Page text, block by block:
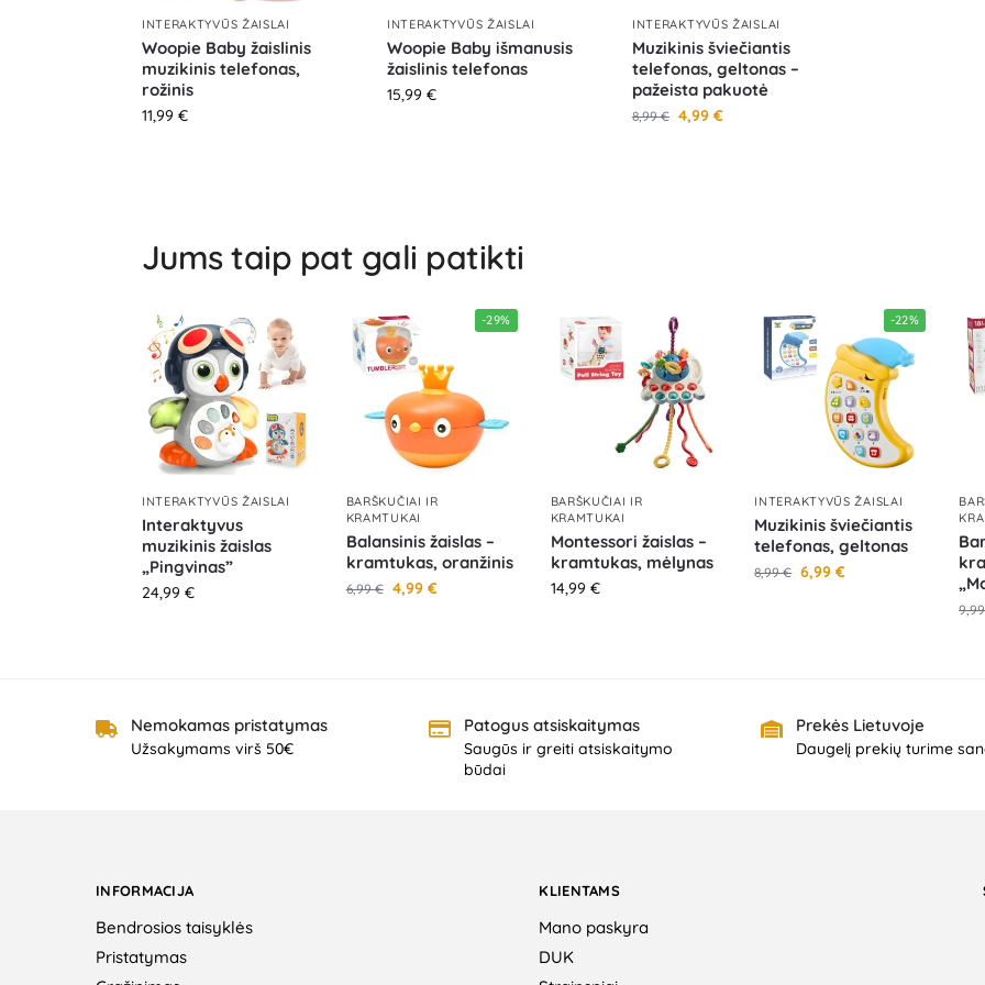
INTERAKTYVŪS ŽAISLAI
Woopie Baby žaislinis
muzikinis telefonas,
rožinis
11,99 €
INTERAKTYVŪS ŽAISLAI
Woopie Baby išmanusis
žaislinis telefonas
15,99 €
INTERAKTYVŪS ŽAISLAI
Muzikinis šviečiantis
telefonas, geltonas –
pažeista pakuotė
8,99€ 4,99 €
Jums taip pat gali patikti
INTERAKTYVŪS ŽAISLAI
Interaktyvus
muzikinis žaislas
„Pingvinas”
24,99 €
-29%
BARŠKUČIAI IR
KRAMTUKAI
Balansinis žaislas –
kramtukas, oranžinis
6,99€ 4,99 €
BARŠKUČIAI IR
KRAMTUKAI
Montessori žaislas –
kramtukas, mėlynas
14,99 €
-22%
INTERAKTYVŪS ŽAISLAI
Muzikinis šviečiantis
telefonas, geltonas
8,99€ 6,99€
Nemokamas pristatymas
Užsakymams virš 50€
Patogus atsiskaitymas
Saugūs ir greiti atsiskaitymo
būdai
Prekės Lietuvoje
Daugelį prekių turime
INFORMACIJA
Bendrosios taisyklės
Pristatymas
KLIENTAMS
Mano paskyra
DUK